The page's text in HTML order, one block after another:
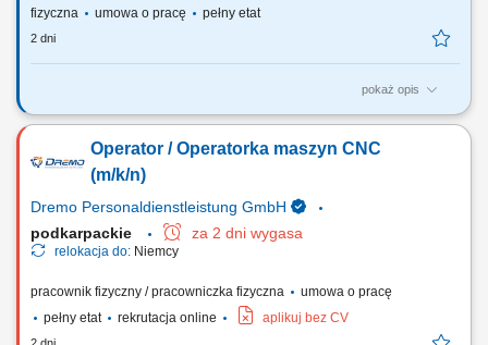
fizyczna
umowa o pracę pełny etat
2 dni
pokaż opis
Twój zakres obowiązków: obsługa i utrzymanie maszyn sterowanych
niezbędnych modyfikacji; realizacja procesu zgodnie z obowiązującymi
normami iharmonogramem; kontrola jakości wykonanych elementów;
Operator / Operatorka maszyn CNC
(m/k/n)
Dremo Personaldienstleistung GmbH
podkarpackie
za 2 dni wygasa
relokacja do: Niemcy
pracownik fizyczny / pracowniczka fizyczna
umowa o pracę
pełny etat
rekrutacja online aplikuj bez CV